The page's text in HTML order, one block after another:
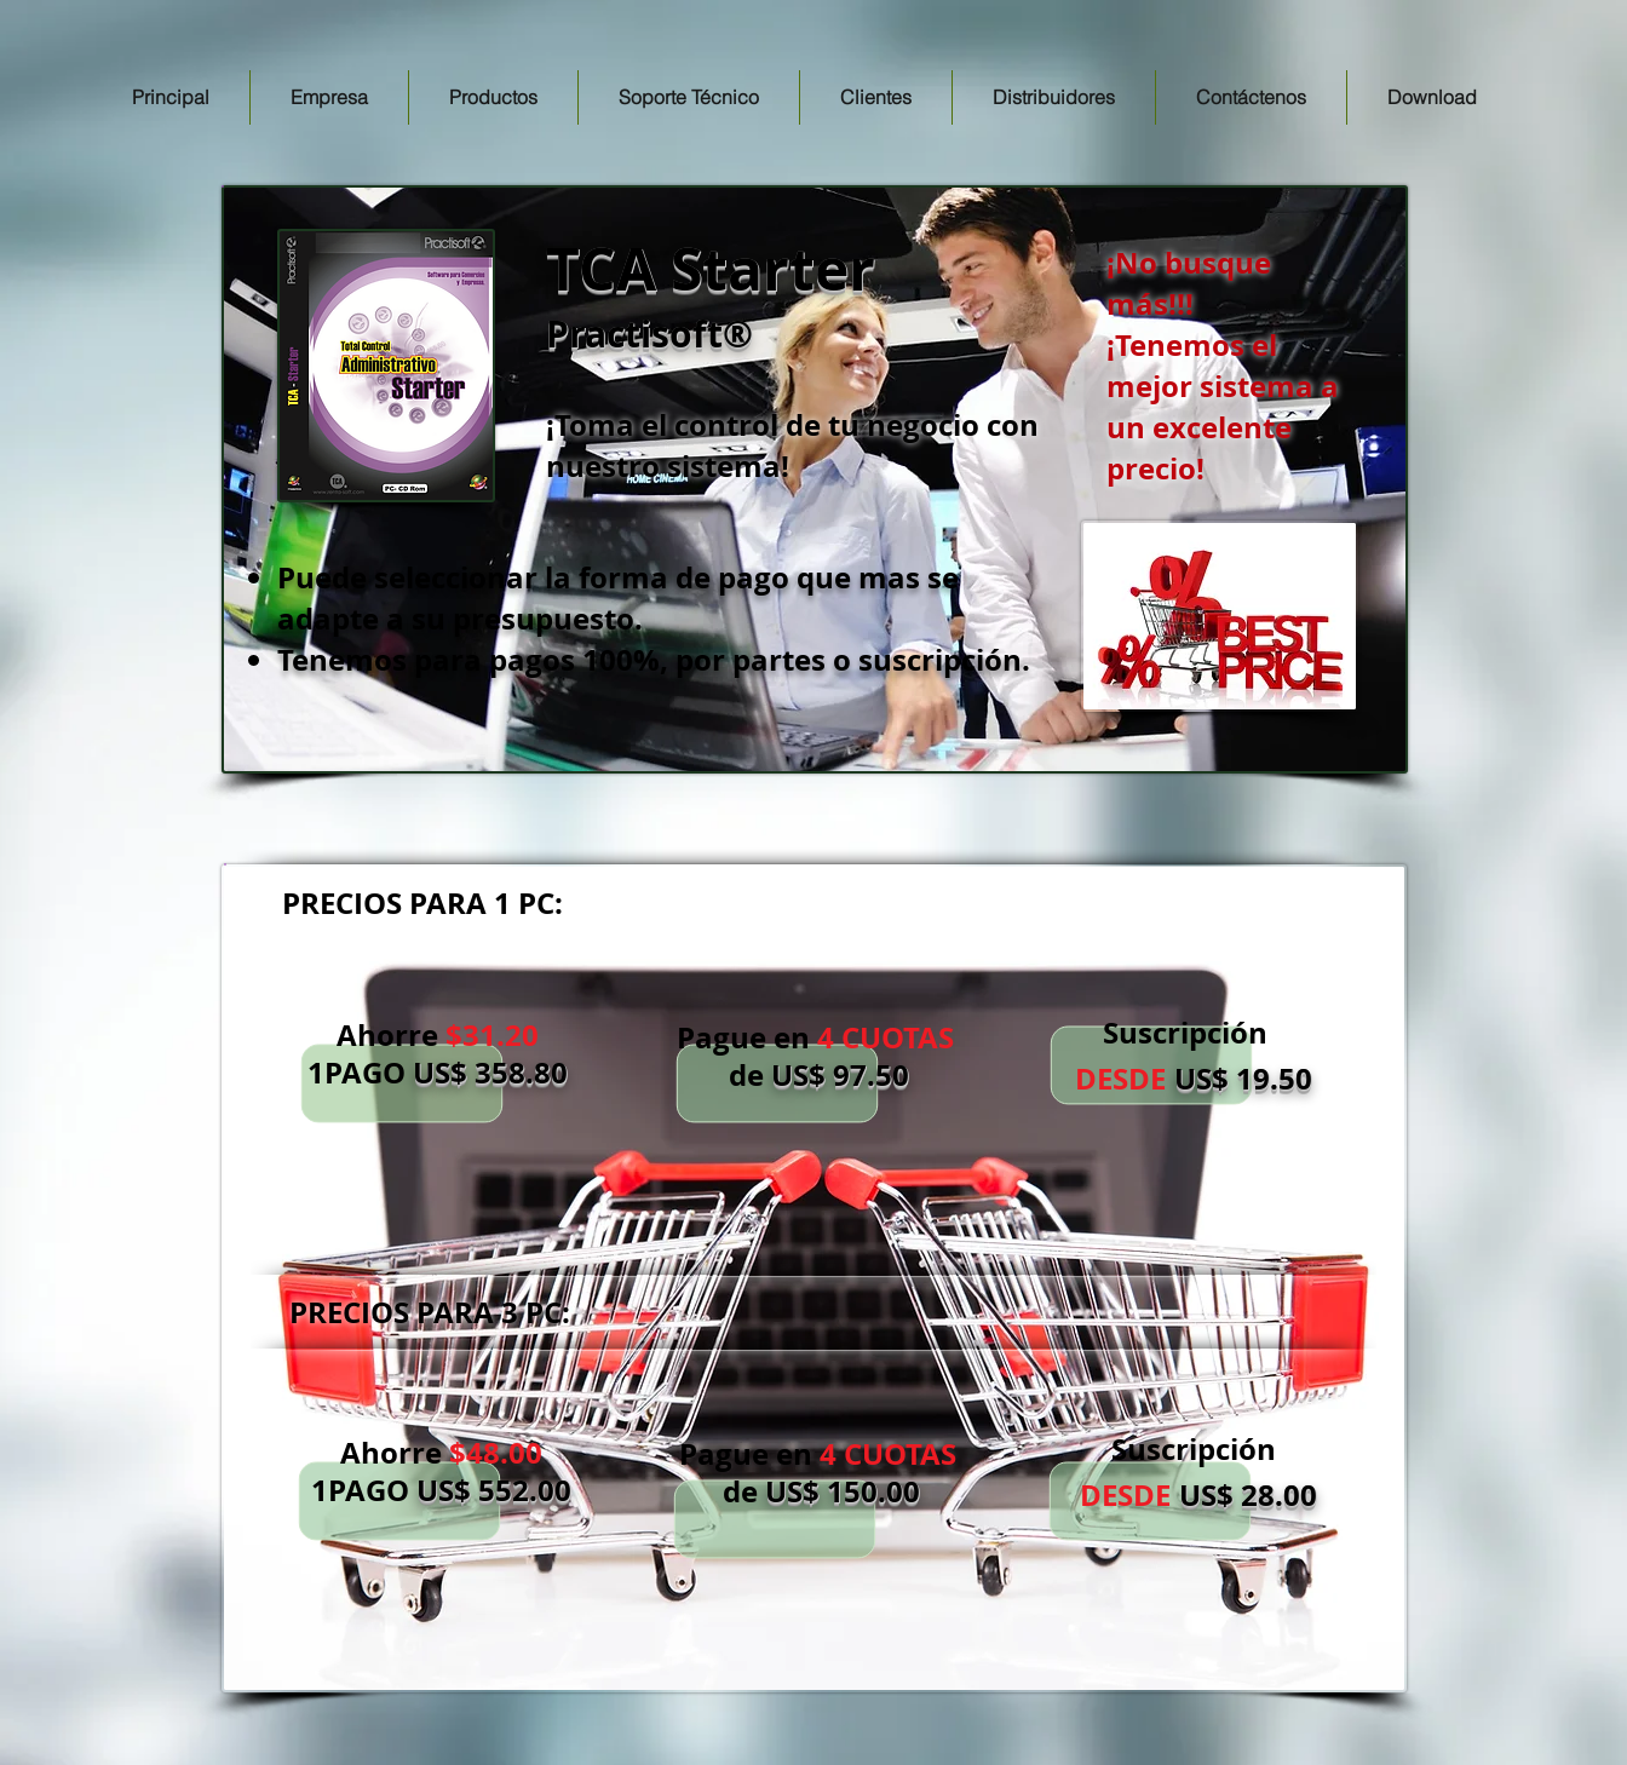
Principal Empresa Productos Soporte Técnico Clientes Distribuidores Contáctenos Download
TCA Starter
Practisoft®
¡Toma el control de tu negocio con
nuestro sistema!
Puede seleccionar la forma de pago que mas se
adapte a su presupuesto.
Tenemos para pagos 100%, por partes o suscripción.
¡No busque
más!!!
¡Tenemos el
mejor sistema a
un excelente
precio!
Ahorre$31.20
1PAGO US$ 358.80
Ahorre$48.00
1PAGO US$ 552.00
Pague en4 CUOTAS
deUS$ 150.00
Suscripción
DESDE US$ 28.00
PRECIOS PARA 3 PC:
PRECIOS PARA 1 PC:
Pague en4 CUOTAS
de US$ 97.50
Suscripción
DESDE US$ 19.50